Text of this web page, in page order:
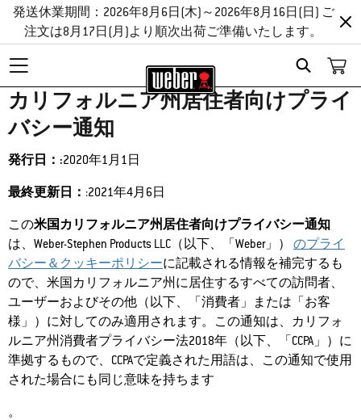
Search
発送休業期間：2026年8月6日(木)～2026年8月16日(日) ご
注文は8月17日(月)より順次出荷ご準備いたします。
カリフォルニア州居住者向けプライ
バシー通知
発行日：:2020年1月1日
最終更新日： :2021年4月6日
この米国カリフォルニア州居住者向けプライバシー通知
は、Weber-Stephen Products LLC（以下、「Weber」） のプライ
バシー＆クッキーポリシーに記載される情報を補完するも
ので、米国カリフォルニア州に居住するすべての訪問者、
ユーザーおよびその他（以下、「消費者」または「お客
様」）に対してのみ適用されます。この通知は、カリフォ
ルニア州消費者プライバシー法2018年（以下、「CCPA」）に
準拠するもので、CCPAで定義された用語は、この通知で使用
された場合にも同じ意味を持ちます
。